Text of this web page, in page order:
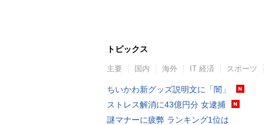
トピックス
主要 国内 海外 IT 経済 スポーツ
ちいかわ新グッズ説明文に「闇」
ストレス解消に43億円分 女逮捕
謎マナーに疲弊 ランキング1位は